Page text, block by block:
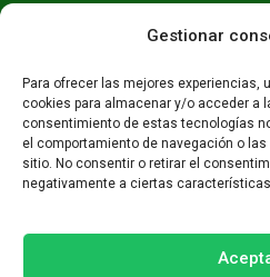
Gestionar
Para ofrecer las mejores
cookies para almacenar y/o acceder a
consentimiento de estas tecnologías
el comportamiento de navegación o
sitio. No consentir o retirar el
negativamente a ciertas
Todos los derechos